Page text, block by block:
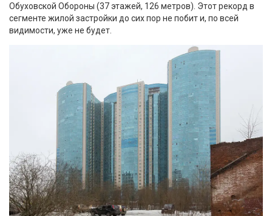
Обуховской Обороны (37 этажей, 126 метров). Этот рекорд в
сегменте жилой застройки до сих пор не побит и, по всей
видимости, уже не будет.